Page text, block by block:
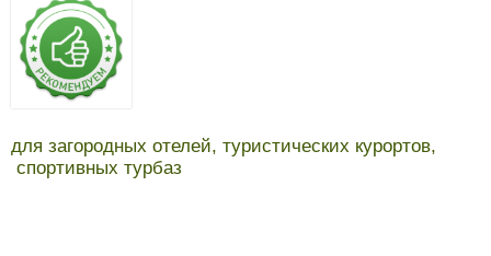
для загородных отелей, туристических курортов,
спортивных турбаз